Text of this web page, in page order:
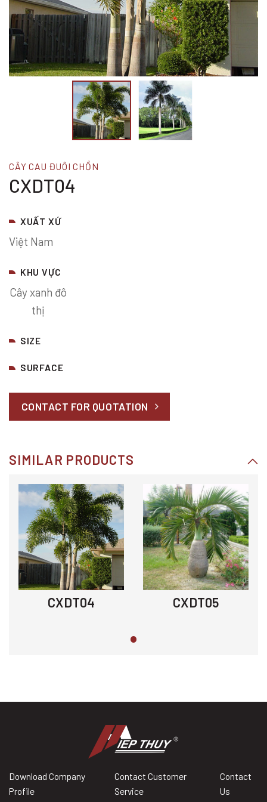
CÂY CAU ĐUÔI CHỒN
CXDT04
XUẤT XỨ
Việt Nam
KHU VỰC
Cây xanh đô
thị
SIZE
SURFACE
CONTACT FOR QUOTATION
SIMILAR PRODUCTS
CXDT04 CXDT05
Download Company
Profile
Contact Customer
Service
Contact
Us